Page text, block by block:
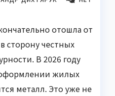
отошла от
сторону честных
В 2026 году
жилых
металл. Это уже не